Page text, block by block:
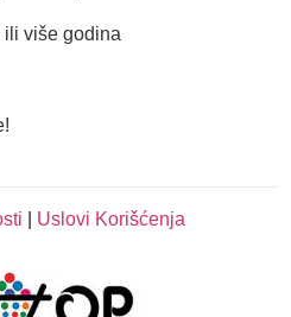
ili više godina
Uslovi Korišćenja